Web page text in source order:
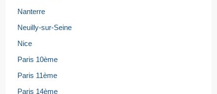
Nanterre
Neuilly-sur-Seine
Nice
Paris 10ème
Paris 11ème
Paris 14ème